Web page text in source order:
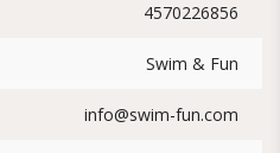
4570226856
Swim & Fun
info@swim-fun.com